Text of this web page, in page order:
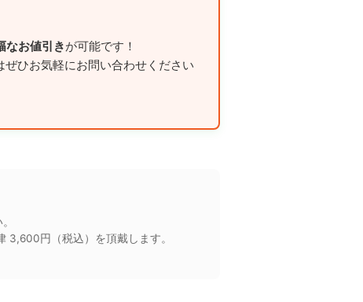
なお値引きが可能です！
ひお気軽にお問い合わせください
3,600円（税込）を頂戴します。